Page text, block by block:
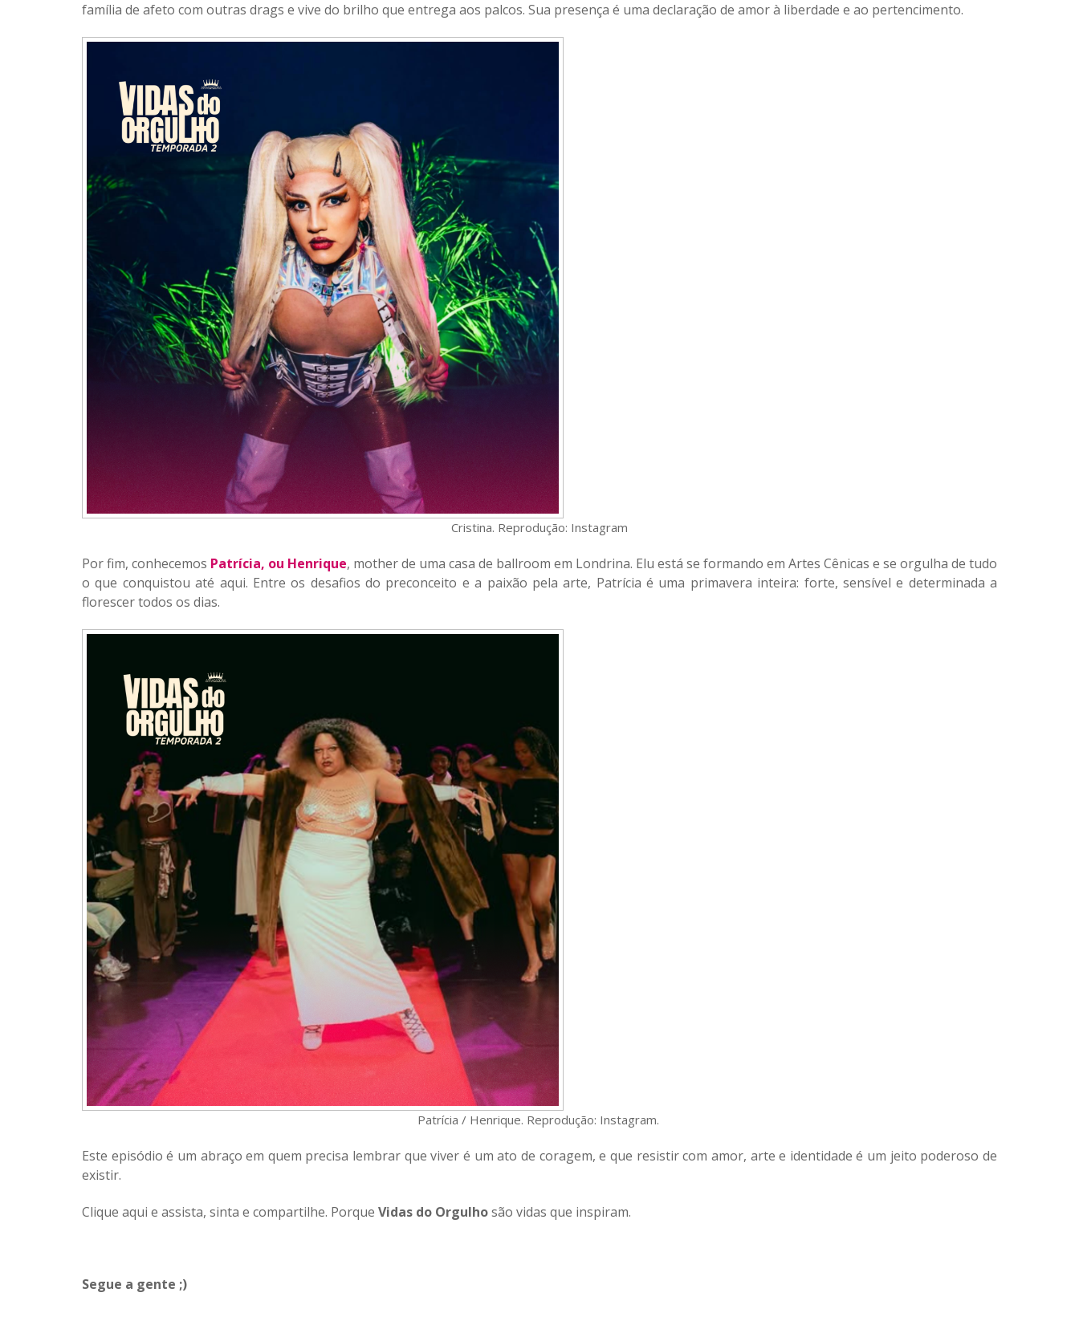
família de afeto com outras drags e vive do brilho que entrega aos palcos. Sua presença é uma declaração de amor à liberdade e ao pertencimento.
Cristina. Reprodução: Instagram
Por fim, conhecemos Patrícia, ou Henrique, mother de uma casa de ballroom em Londrina. Elu está se formando em Artes Cênicas e se orgulha de tudo
o que conquistou até aqui. Entre os desafios do preconceito e a paixão pela arte, Patrícia é uma primavera inteira: forte, sensível e determinada a
florescer todos os dias.
Patrícia / Henrique. Reprodução: Instagram.
Este episódio é um abraço em quem precisa lembrar que viver é um ato de coragem, e que resistir com amor, arte e identidade é um jeito poderoso de
existir.
Clique aqui e assista, sinta e compartilhe. Porque Vidas do Orgulhosão vidas que inspiram.
Segue a gente ;)